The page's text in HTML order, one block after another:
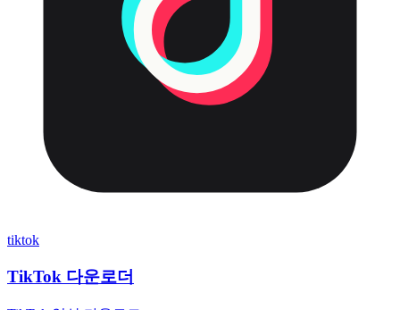
tiktok
TikTok 다운로더